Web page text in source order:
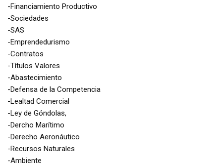
-Financiamiento Productivo
-Sociedades
-SAS
-Emprendedurismo
-Contratos
-Títulos Valores
-Abastecimiento
-Defensa de la Competencia
-Lealtad Comercial
-Ley de Góndolas,
-Dercho Marítimo
-Derecho Aeronáutico
-Recursos Naturales
-Ambiente